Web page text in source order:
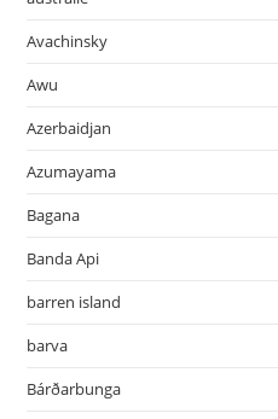
Avachinsky
Awu
Azerbaidjan
Azumayama
Bagana
Banda Api
barren island
barva
Bárðarbunga